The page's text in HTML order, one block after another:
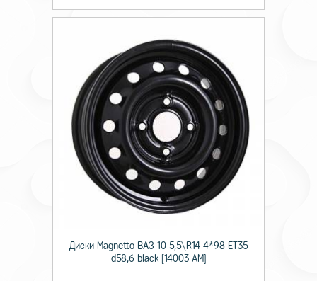
Диски Magnetto ВАЗ-10 5,5\R14 4*98 ET35
d58,6 black [14003 AM]